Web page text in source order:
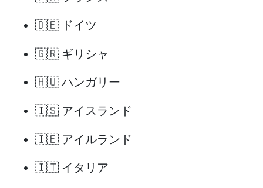
🇩🇪 ドイツ
🇬🇷 ギリシャ
🇭🇺 ハンガリー
🇮🇸 アイスランド
🇮🇪 アイルランド
🇮🇹 イタリア